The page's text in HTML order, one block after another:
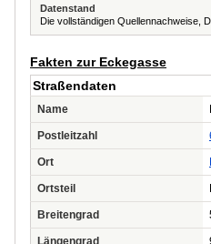
Datenstand
Die vollständigen Quellennachweise,
Fakten zur Eckegasse
Straßendaten
Name
Postleitzahl
Ort
Ortsteil
Breitengrad
Längengrad